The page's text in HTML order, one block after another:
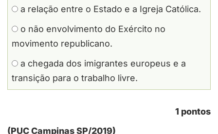
a relação entre o Estado e a Igreja Católica.
o não envolvimento do Exército no
movimento republicano.
a chegada dos imigrantes europeus e a
transição para o trabalho livre.
1 pontos
(PUC Campinas SP/2019)